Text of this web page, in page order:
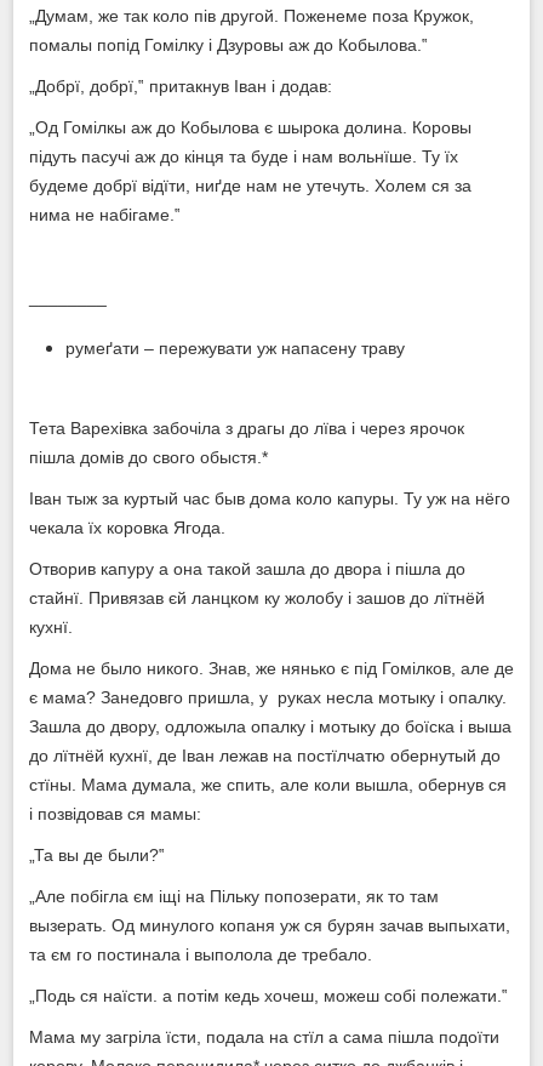
„Думам, же так коло пів другой. Поженеме поза Кружок,
помалы попід Гомілку і Дзуровы аж до Кобылова.‟
„Добрї, добрї,‟ притакнув Іван і додав:
„Од Гомілкы аж до Кобылова є шырока долина. Коровы
підуть пасучі аж до кінця та буде і нам вольнїше. Ту їх
будеме добрї відїти, ниґде нам не утечуть. Холем ся за
нима не набігаме.‟
румеґати – пережувати уж напасену траву
Тета Варехівка забочіла з драгы до лїва і через ярочок
пішла домів до свого обыстя.*
Іван тыж за куртый час быв дома коло капуры. Ту уж на нёго
чекала їх коровка Ягода.
Отворив капуру а она такой зашла до двора і пішла до
стайнї. Привязав єй ланцком ку жолобу і зашов до лїтнёй
кухнї.
Дома не было никого. Знав, же нянько є під Гомілков, але де
є мама? Занедовго пришла, у руках несла мотыку і опалку.
Зашла до двору, одложыла опалку і мотыку до боїска і выша
до лїтнёй кухнї, де Іван лежав на постїлчатю обернутый до
стїны. Мама думала, же спить, але коли вышла, обернув ся
і позвідовав ся мамы:
„Та вы де были?‟
„Але побігла єм іщі на Пільку попозерати, як то там
вызерать. Од минулого копаня уж ся бурян зачав выпыхати,
та єм го постинала і выполола де требало.
„Подь ся наїсти. а потім кедь хочеш, можеш собі полежати.‟
Мама му загріла їсти, подала на стїл а сама пішла подоїти